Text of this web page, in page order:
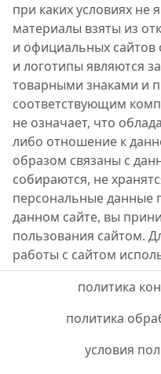
при каких условиях не
материалы взяты из
и официальных
и логотипы являются
товарными знаками и
соответствующим
не означает, что
либо отношение к
образом связаны с
собираются, не
персональные данные
данном сайте, вы
пользования сайтом.
работы с сайтом
политика
политика
условия